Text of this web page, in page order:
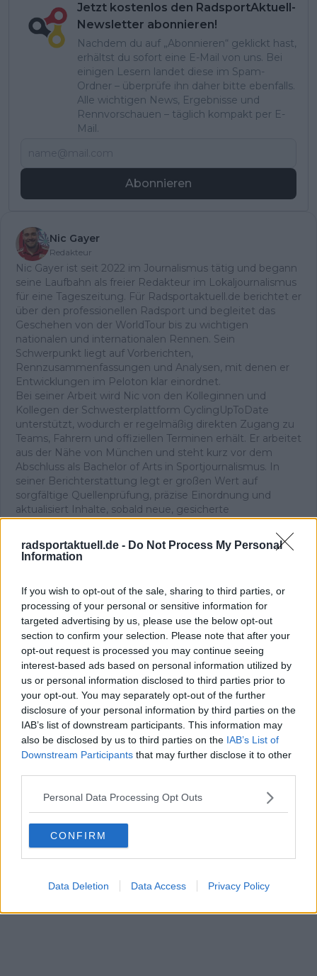
radsportaktuell.de - Do Not Process My Personal
Information
If you wish to opt-out of the sale, sharing to third parties, or
processing of your personal or sensitive information for
targeted advertising by us, please use the below opt-out
section to confirm your selection. Please note that after your
opt-out request is processed you may continue seeing
interest-based ads based on personal information utilized by
us or personal information disclosed to third parties prior to
your opt-out. You may separately opt-out of the further
disclosure of your personal information by third parties on the
IAB’s list of downstream participants. This information may
also be disclosed by us to third parties on the IAB’s List of
Downstream Participants that may further disclose it to other
Personal Data Processing Opt Outs
CONFIRM
Data Deletion Data Access Privacy Policy
Jetzt kostenlos den RadsportAktuell-
Newsletter abonnieren!
Nachdem du auf „Abonnieren“ geklickt hast,
erhältst du sofort eine E-Mail von uns. Bei
einigen Lesern landet diese im Spam-
Ordner – überprüfe ihn daher bitte ebenfalls.
Alle wichtigen News, Ergebnisse und
Rennvorschauen – täglich kompakt per E-
Mail.
Abonnieren
Nic Gayer
Redakteur
Nic Gayer ist seit 2022 im Journalismus tätig und begann
seine Laufbahn als freier Redakteur im Lokaljournalismus
für eine Tageszeitung. Für Radsportaktuell.de berichtet er
über den professionellen Radsport und begleitet das
Geschehen von der WorldTour bis zu wichtigen
nationalen und internationalen Rennen. Sein
Schwerpunkt liegt auf Vorberichten,
Rennzusammenfassungen und Analysen, mit denen er
Entwicklungen im Peloton klar einordnet.
Bei seiner Arbeit wird Nic von den Kolleginnen und
Kollegen der Schwesterplattform CyclingUpToDate
unterstützt, wodurch er regelmäßig direkten Zugang zu
Teams, Fahrern und offiziellen Terminen erhält. Er arbeitet
aus der Nähe von München und steht kurz vor dem
Abschluss als Bachelor of Arts in Sportjournalismus. In
seiner Berichterstattung legt er großen Wert auf
sorgfältige Quellenprüfung, präzise Einordnung und
aktualisiert Inhalte, sobald neue, gesicherte
Informationen vorliegen.
Beiträge des Autors ansehen
Klatscht 0
Besucher 0
Vorheriger Artikel
Julian Alaphilippe und
Kasper Asgreen
führen Soudal -
Quick-Step bei der E3
Saxo Classic 2024 an
Nächster Artikel
Der nächste Jonas
Vingegaard? Der 18-
jährige Däne Peter
Øxenberg Hansen
bricht den
Kletterrekord auf
dem Coll de Rates